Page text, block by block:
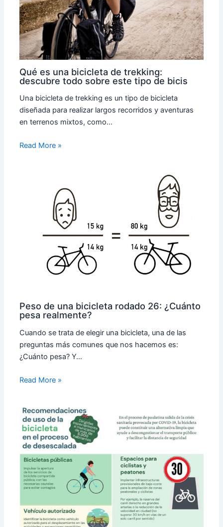
Qué es una bicicleta de trekking:
descubre todo sobre este tipo de bicis
Una bicicleta de trekking es un tipo de bicicleta
diseñada para realizar largos recorridos y aventuras
en terrenos mixtos, como…
Read More »
Peso de una bicicleta rodado 26: ¿Cuánto
pesa realmente?
Cuando se trata de elegir una bicicleta, una de las
preguntas más comunes que nos hacemos es:
¿Cuánto pesa? Y…
Read More »